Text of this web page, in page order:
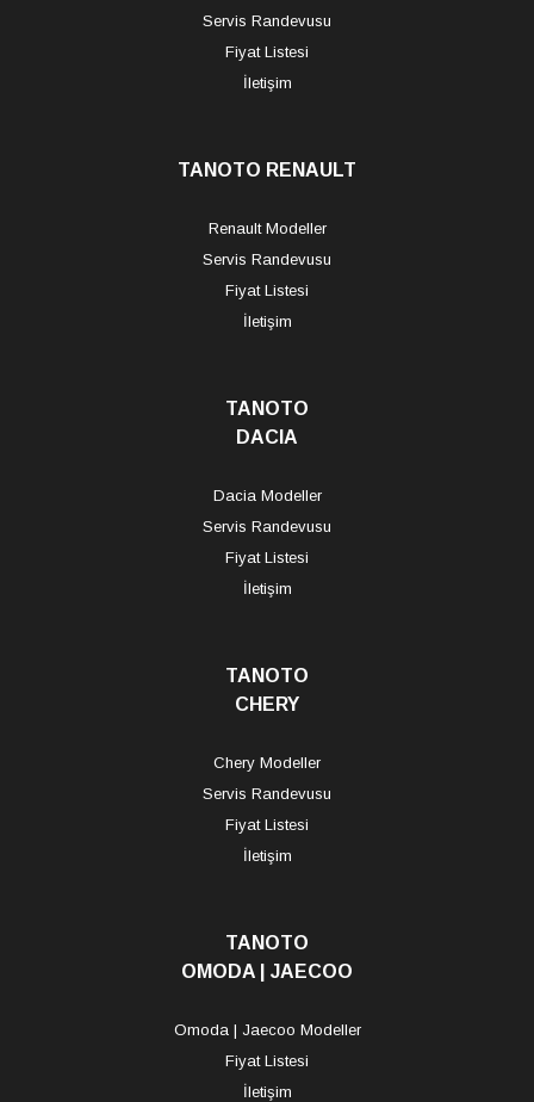
Servis Randevusu
Fiyat Listesi
İletişim
TANOTO RENAULT
Renault Modeller
Servis Randevusu
Fiyat Listesi
İletişim
TANOTO
DACIA
Dacia Modeller
Servis Randevusu
Fiyat Listesi
İletişim
TANOTO
CHERY
Chery Modeller
Servis Randevusu
Fiyat Listesi
İletişim
TANOTO
OMODA | JAECOO
Omoda | Jaecoo Modeller
Fiyat Listesi
İletişim